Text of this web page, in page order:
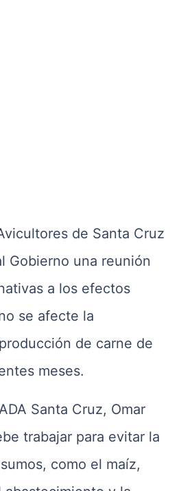
de Santa Cruz
Gobierno una reunión
a los efectos
se afecte la
de carne de
meses.
Santa Cruz, Omar
trabajar para evitar la
como el maíz,